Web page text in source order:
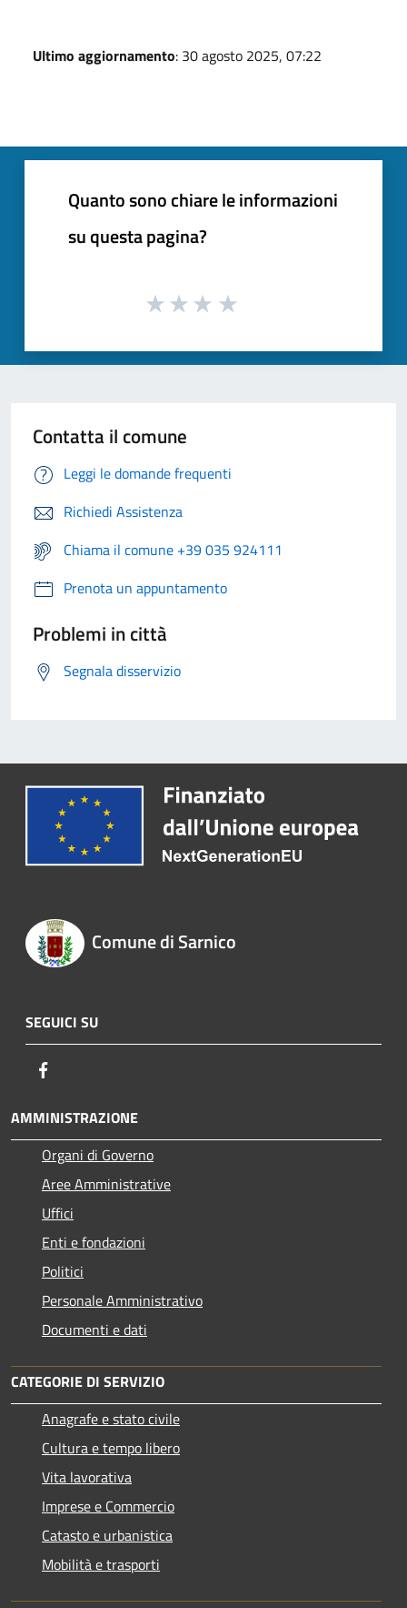
Ultimo aggiornamento: 30 agosto 2025, 07:22
Quanto sono chiare le informazioni
su questa pagina?
Contatta il comune
Leggi le domande frequenti
Richiedi Assistenza
Chiama il comune +39 035 924111
Prenota un appuntamento
Problemi in città
Segnala disservizio
Comune di Sarnico
SEGUICI SU
AMMINISTRAZIONE
Organi di Governo
Aree Amministrative
Uffici
Enti e fondazioni
Politici
Personale Amministrativo
Documenti e dati
CATEGORIE DI SERVIZIO
Anagrafe e stato civile
Cultura e tempo libero
Vita lavorativa
Imprese e Commercio
Catasto e urbanistica
Mobilità e trasporti